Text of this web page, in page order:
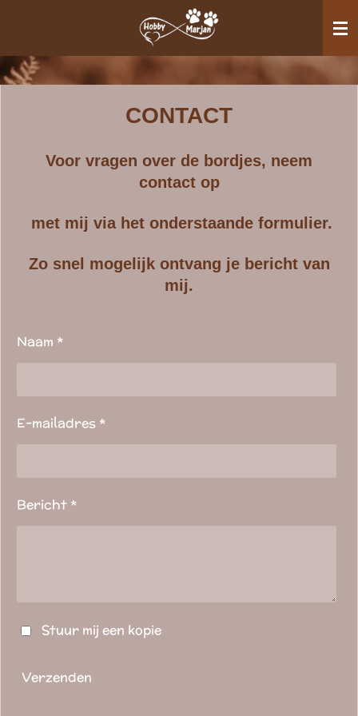
naar
de
CONTACT
Voor vragen over de bordjes, neem
contact op
met mij via het onderstaande formulier.
Zo snel mogelijk ontvang je bericht van
mij.
Naam *
E-mailadres *
Bericht *
Stuur mij een kopie
Verzenden